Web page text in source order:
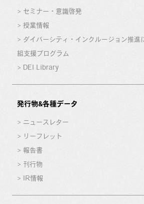
セミナー・意識啓発
授業情報
ダイバーシティ・インクルージョン推進
組支援プログラム
DEI Library
発行物&各種データ
ニュースレター
リーフレット
報告書
刊行物
IR情報